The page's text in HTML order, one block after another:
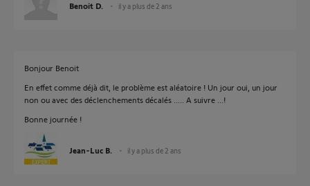
Benoit D. il y a plus de 2 ans
Bonjour Benoit
En effet comme déjà dit, le problème est aléatoire ! Un jour oui, un jour
non ou avec des déclenchements décalés ..... A suivre ...!
Bonne journée !
Jean-Luc B. il y a plus de 2 ans